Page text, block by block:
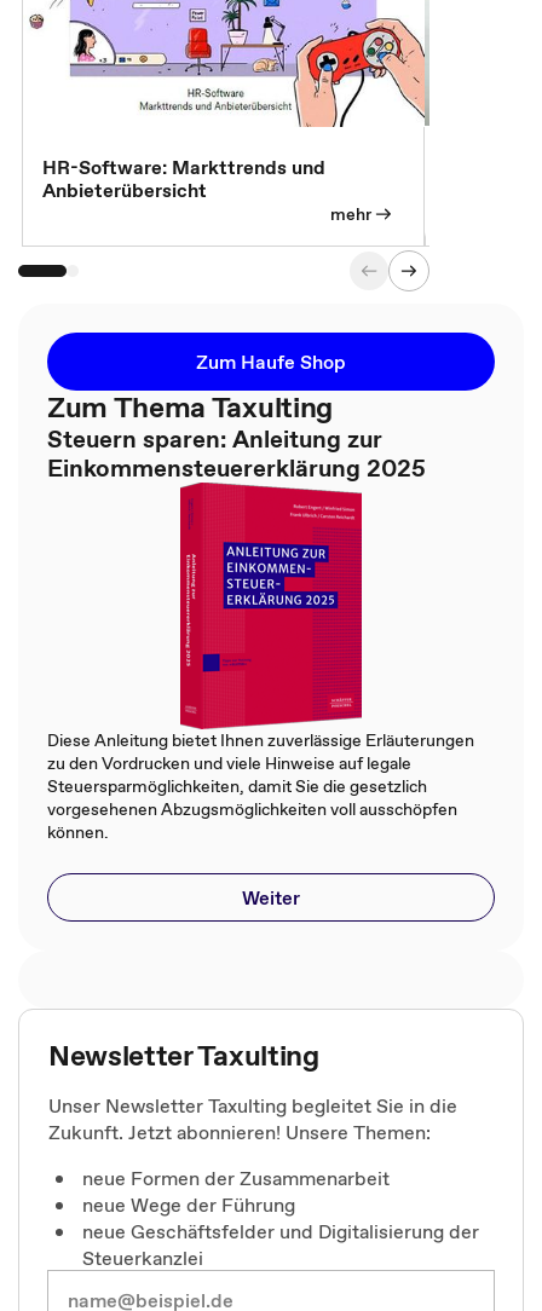
HR-Software: Markttrends und
Anbieterübersicht
mehr
Zum Haufe Shop
Zum Thema Taxulting
Steuern sparen: Anleitung zur
Einkommensteuererklärung 2025
Diese Anleitung bietet Ihnen zuverlässige Erläuterungen
zu den Vordrucken und viele Hinweise auf legale
Steuersparmöglichkeiten, damit Sie die gesetzlich
vorgesehenen Abzugsmöglichkeiten voll ausschöpfen
können.
Weiter
Newsletter Taxulting
Unser Newsletter Taxulting begleitet Sie in die
Zukunft. Jetzt abonnieren! Unsere Themen:
neue Formen der Zusammenarbeit
neue Wege der Führung
neue Geschäftsfelder und Digitalisierung der
Steuerkanzlei